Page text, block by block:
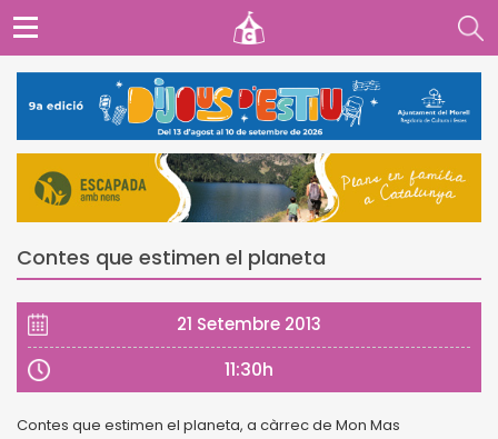
Contes que estimen el planeta
21 Setembre 2013
11:30h
Contes que estimen el planeta, a càrrec de Mon Mas